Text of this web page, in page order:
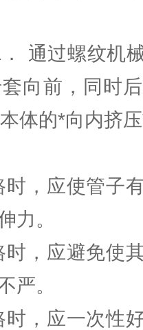
通过螺纹机
向前，同时
体的*向内挤
时，应使管子
力。
时，应避免使
严。
时，应一次性